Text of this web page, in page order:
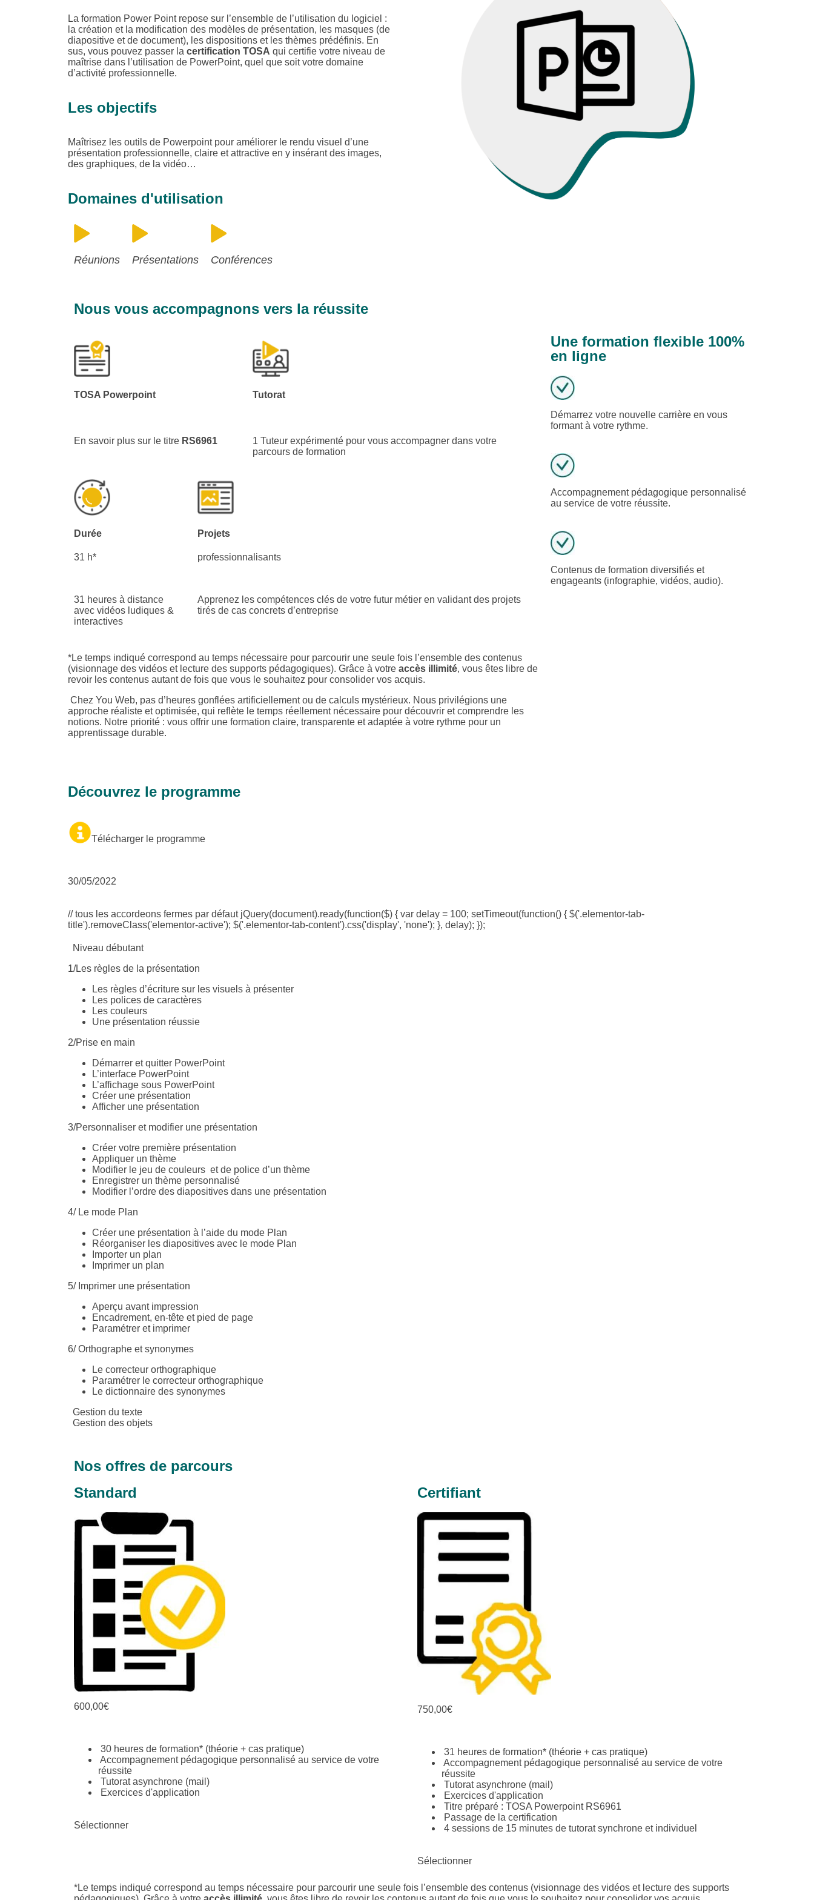
La formation Power Point repose sur l’ensemble de l’utilisation du logiciel :
la création et la modification des modèles de présentation, les masques (de
diapositive et de document), les dispositions et les thèmes prédéfinis. En
sus, vous pouvez passer la certification TOSA qui certifie votre niveau de
maîtrise dans l’utilisation de PowerPoint, quel que soit votre domaine
d’activité professionnelle.
Les objectifs
Maîtrisez les outils de Powerpoint pour améliorer le rendu visuel d’une
présentation professionnelle, claire et attractive en y insérant des images,
des graphiques, de la vidéo…
Domaines d'utilisation
Réunions Présentations Conférences
Nous vous accompagnons vers la réussite
TOSA Powerpoint
En savoir plus sur le titre RS6961
Tutorat
1 Tuteur expérimenté pour vous accompagner dans votre
parcours de formation
Durée
31 h*
31 heures à distance
avec vidéos ludiques &
interactives
Projets
professionnalisants
Apprenez les compétences clés de votre futur métier en validant des projets
tirés de cas concrets d’entreprise
*Le temps indiqué correspond au temps nécessaire pour parcourir une seule fois l’ensemble des contenus
(visionnage des vidéos et lecture des supports pédagogiques). Grâce à votre accès illimité, vous êtes libre de
revoir les contenus autant de fois que vous le souhaitez pour consolider vos acquis.
Chez You Web, pas d’heures gonflées artificiellement ou de calculs mystérieux. Nous privilégions une
approche réaliste et optimisée, qui reflète le temps réellement nécessaire pour découvrir et comprendre les
notions. Notre priorité : vous offrir une formation claire, transparente et adaptée à votre rythme pour un
apprentissage durable.
Une formation flexible 100%
en ligne
Démarrez votre nouvelle carrière en vous
formant à votre rythme.
Accompagnement pédagogique personnalisé
au service de votre réussite.
Contenus de formation diversifiés et
engageants (infographie, vidéos, audio).
Découvrez le programme
Télécharger le programme
30/05/2022
// tous les accordeons fermes par défaut jQuery(document).ready(function($) { var delay = 100; setTimeout(function() { $('.elementor-tab-
title').removeClass('elementor-active'); $('.elementor-tab-content').css('display', 'none'); }, delay); });
Niveau débutant
1/Les règles de la présentation
Les règles d’écriture sur les visuels à présenter
Les polices de caractères
Les couleurs
Une présentation réussie
2/Prise en main
Démarrer et quitter PowerPoint
L’interface PowerPoint
L’affichage sous PowerPoint
Créer une présentation
Afficher une présentation
3/Personnaliser et modifier une présentation
Créer votre première présentation
Appliquer un thème
Modifier le jeu de couleurs et de police d’un thème
Enregistrer un thème personnalisé
Modifier l’ordre des diapositives dans une présentation
4/ Le mode Plan
Créer une présentation à l’aide du mode Plan
Réorganiser les diapositives avec le mode Plan
Importer un plan
Imprimer un plan
5/ Imprimer une présentation
Aperçu avant impression
Encadrement, en-tête et pied de page
Paramétrer et imprimer
6/ Orthographe et synonymes
Le correcteur orthographique
Paramétrer le correcteur orthographique
Le dictionnaire des synonymes
Gestion du texte
Gestion des objets
Nos offres de parcours
Standard
600,00€
30 heures de formation* (théorie + cas pratique)
Accompagnement pédagogique personnalisé au service de votre
réussite
Tutorat asynchrone (mail)
Exercices d'application
Sélectionner
Certifiant
750,00€
31 heures de formation* (théorie + cas pratique)
Accompagnement pédagogique personnalisé au service de votre
réussite
Tutorat asynchrone (mail)
Exercices d'application
Titre préparé : TOSA Powerpoint RS6961
Passage de la certification
4 sessions de 15 minutes de tutorat synchrone et individuel
Sélectionner
*Le temps indiqué correspond au temps nécessaire pour parcourir une seule fois l’ensemble des contenus (visionnage des vidéos et lecture des supports